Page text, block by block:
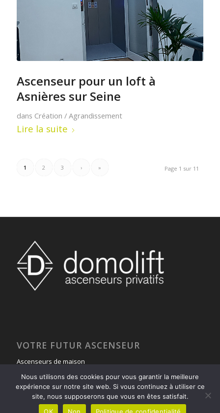
Ascenseur pour un loft à
Asnières sur Seine
dans Création / Agrandissement
Lire la suite
Page 1 sur 11
1 2 3 › »
VOTRE FUTUR ASCENSEUR
Ascenseurs de maison
Votre Projet
Gestion de projet d’un ascenseur de maison
Demande de Devis
Nous utilisons des cookies pour vous garantir la meilleure
expérience sur notre site web. Si vous continuez à utiliser ce
site, nous supposerons que vous en êtes satisfait.
OK
Non Politique de confidentialité